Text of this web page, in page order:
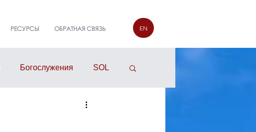
РЕСУРСЫ ОБРАТНАЯ СВЯЗЬ EN
Богослужения SOL